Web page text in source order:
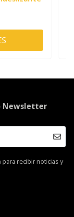
Newsletter
recibir noticias y